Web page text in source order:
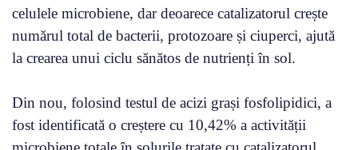
celulele microbiene, dar deoarece catalizatorul crește
numărul total de bacterii, protozoare și ciuperci, ajută
la crearea unui ciclu sănătos de nutrienți în sol.
Din nou, folosind testul de acizi grași fosfolipidici, a
fost identificată o creștere cu 10,42% a activității